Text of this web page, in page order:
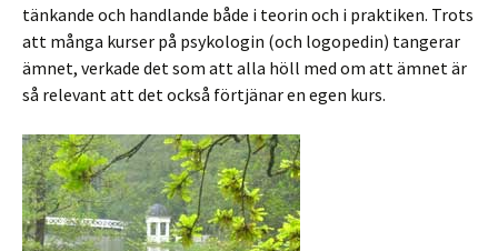
tänkande och handlande både i teorin och i praktiken. Trots
att många kurser på psykologin (och logopedin) tangerar
ämnet, verkade det som att alla höll med om att ämnet är
så relevant att det också förtjänar en egen kurs.